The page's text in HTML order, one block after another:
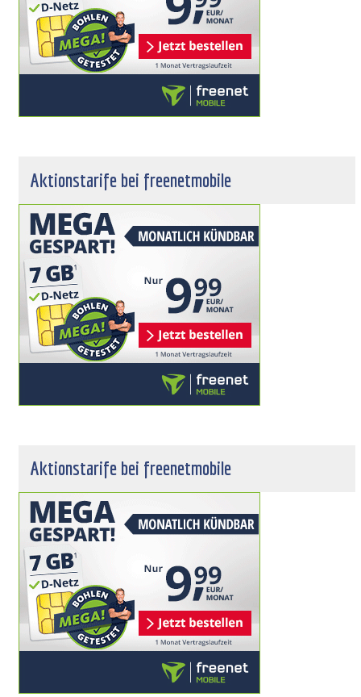
Aktionstarife bei freenetmobile
Aktionstarife bei freenetmobile